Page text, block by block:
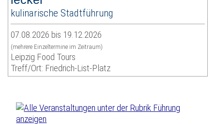
kulinarische Stadtführung
07.08.2026 bis 19.12.2026
(mehrere Einzeltermine im Zeitraum)
Leipzig Food Tours
Treff/Ort: Friedrich-List-Platz